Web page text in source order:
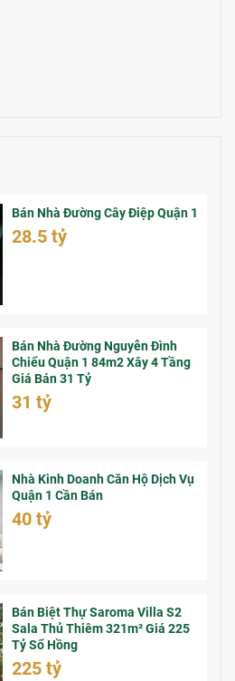
Bán Nhà Đường Cây Điệp Quận 1
28.5 tỷ
Bán Nhà Đường Nguyễn Đình
Chiểu Quận 1 84m2 Xây 4 Tầng
Giá Bán 31 Tỷ
31 tỷ
Nhà Kinh Doanh Căn Hộ Dịch Vụ
Quận 1 Cần Bán
40 tỷ
Bán Biệt Thự Saroma Villa S2
Sala Thủ Thiêm 321m² Giá 225
Tỷ Sổ Hồng
225 tỷ